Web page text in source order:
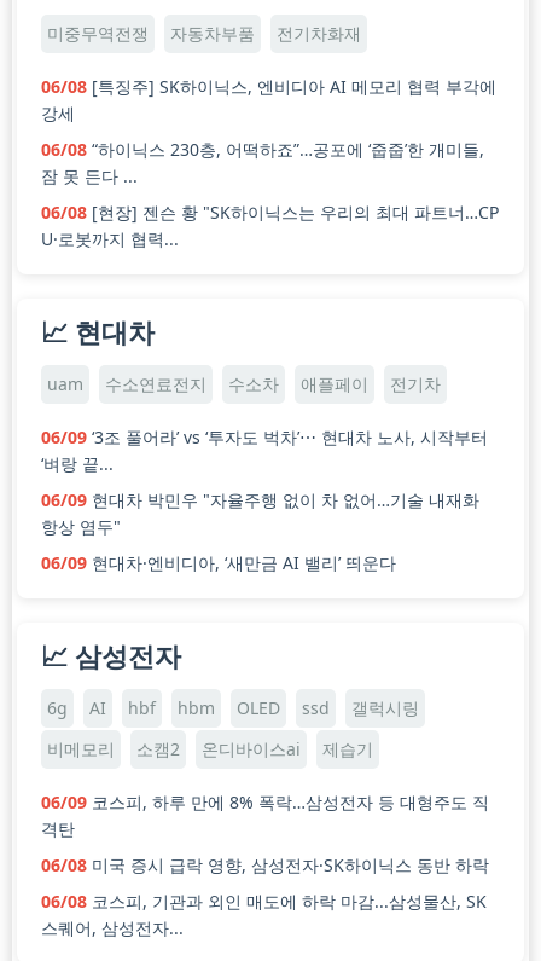
미중무역전쟁 자동차부품 전기차화재
06/08 [특징주] SK하이닉스, 엔비디아 AI 메모리 협력 부각에
강세
06/08 “하이닉스 230층, 어떡하죠”…공포에 ‘줍줍’한 개미들,
잠 못 든다 ...
06/08 [현장] 젠슨 황 "SK하이닉스는 우리의 최대 파트너…CP
U·로봇까지 협력...
📈 현대차
uam 수소연료전지 수소차 애플페이 전기차
06/09 ‘3조 풀어라’ vs ‘투자도 벅차’⋯ 현대차 노사, 시작부터
‘벼랑 끝...
06/09 현대차 박민우 "자율주행 없이 차 없어…기술 내재화
항상 염두"
06/09 현대차·엔비디아, ‘새만금 AI 밸리’ 띄운다
📈 삼성전자
6g AI hbf hbm OLED ssd
갤럭시링
비메모리
소캠2 온디바이스ai 제습기
06/09 코스피, 하루 만에 8% 폭락…삼성전자 등 대형주도 직
격탄
06/08 미국 증시 급락 영향, 삼성전자·SK하이닉스 동반 하락
06/08 코스피, 기관과 외인 매도에 하락 마감...삼성물산, SK
스퀘어, 삼성전자...